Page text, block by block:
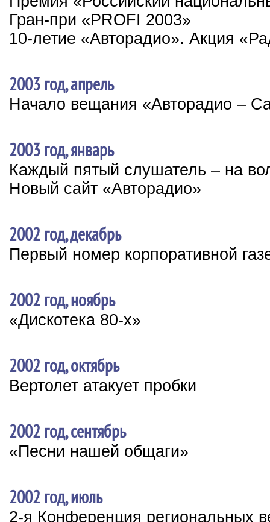
Гран-при «PROFI 2003»
10-летие «Авторадио». Акция
2003 год, апрель
Начало вещания «Авторадио –
2003 год, январь
Каждый пятый слушатель – на
Новый сайт «Авторадио»
2002 год, декабрь
Первый номер корпоративной
2002 год, ноябрь
«Дискотека 80-х»
2002 год, октябрь
Вертолет атакует пробки
2002 год, сентябрь
«Песни нашей общаги»
2002 год, июль
2-я Конференция региональных